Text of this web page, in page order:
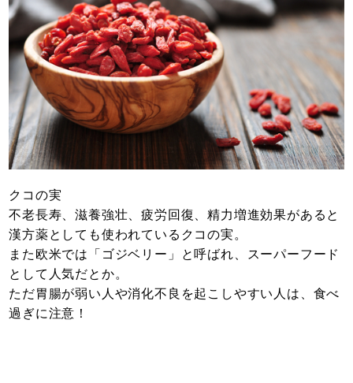
クコの実
不老長寿、滋養強壮、疲労回復、精力増進効果があると
漢方薬としても使われているクコの実。
また欧米では「ゴジベリー」と呼ばれ、スーパーフード
として人気だとか。
ただ胃腸が弱い人や消化不良を起こしやすい人は、食べ
過ぎに注意！